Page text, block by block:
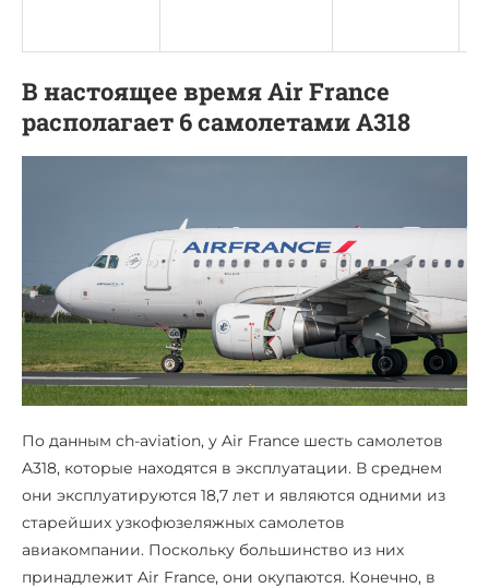
В настоящее время Air France
располагает 6 самолетами A318
По данным ch-aviation, у Air France шесть самолетов
A318, которые находятся в эксплуатации. В среднем
они эксплуатируются 18,7 лет и являются одними из
старейших узкофюзеляжных самолетов
авиакомпании. Поскольку большинство из них
принадлежит Air France, они окупаются. Конечно, в